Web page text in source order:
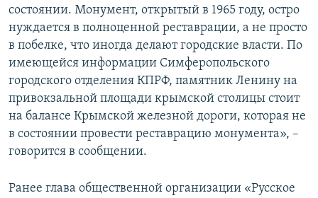
Все сайты RFE/RL
состоянии. Монумент, открытый в 1965 году, остро
нуждается в полноценной реставрации, а не просто
в побелке, что иногда делают городские власти. По
имеющейся информации Симферопольского
городского отделения КПРФ, памятник Ленину на
привокзальной площади крымской столицы стоит
на балансе Крымской железной дороги, которая не
в состоянии провести реставрацию монумента», –
говорится в сообщении.
Ранее глава общественной организации «Русское